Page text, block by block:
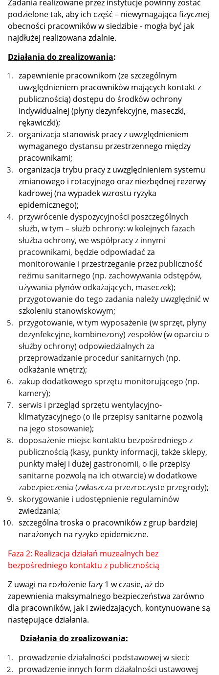
Zadania realizowane przez instytucje powinny zostać
podzielone tak, aby ich część – niewymagająca fizycznej
obecności pracowników w siedzibie - mogła być jak
najdłużej realizowana zdalnie.
Działania do zrealizowania:
zapewnienie pracownikom (ze szczególnym
uwzględnieniem pracowników mających kontakt z
publicznością) dostępu do środków ochrony
indywidualnej (płyny dezynfekcyjne, maseczki,
rękawiczki);
organizacja stanowisk pracy z uwzględnieniem
wymaganego dystansu przestrzennego między
pracownikami;
organizacja trybu pracy z uwzględnieniem systemu
zmianowego i rotacyjnego oraz niezbędnej rezerwy
kadrowej (na wypadek wzrostu ryzyka
epidemicznego);
przywrócenie dyspozycyjności poszczególnych
służb, w tym – służb ochrony: w kolejnych fazach
służba ochrony, we współpracy z innymi
pracownikami, będzie odpowiadać za
monitorowanie i przestrzeganie przez publiczność
reżimu sanitarnego (np. zachowywania odstępów,
używania płynów odkażających, maseczek);
przygotowanie do tego zadania należy uwzględnić w
szkoleniu stanowiskowym;
przygotowanie, w tym wyposażenie (w sprzęt, płyny
dezynfekcyjne, kombinezony) zespołów (w oparciu o
służby ochrony) odpowiedzialnych za
przeprowadzanie procedur sanitarnych (np.
odkażanie wnętrz);
zakup dodatkowego sprzętu monitorującego (np.
kamery);
serwis i przegląd sprzętu wentylacyjno-
klimatyzacyjnego (o ile przepisy sanitarne pozwolą
na jego stosowanie);
doposażenie miejsc kontaktu bezpośredniego z
publicznością (kasy, punkty informacji, także sklepy,
punkty małej i dużej gastronomii, o ile przepisy
sanitarne pozwolą na ich otwarcie) w dodatkowe
zabezpieczenia (zwłaszcza przezroczyste przegrody);
skorygowanie i udostępnienie regulaminów
zwiedzania;
szczególna troska o pracowników z grup bardziej
narażonych na ryzyko epidemiczne.
Faza 2: Realizacja działań muzealnych bez
bezpośredniego kontaktu z publicznością
Z uwagi na rozłożenie fazy 1 w czasie, aż do
zapewnienia maksymalnego bezpieczeństwa zarówno
dla pracowników, jak i zwiedzających, kontynuowane są
następujące działania.
Działania do zrealizowania:
prowadzenie działalności podstawowej w sieci;
prowadzenie innych form działalności ustawowej